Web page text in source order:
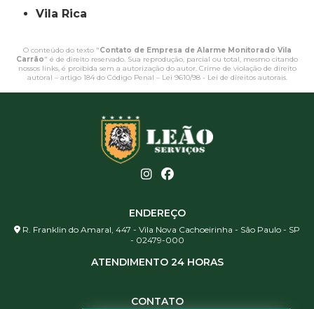
Vila Rica
O conteúdo do texto "Contato de Empresa de Alarme Monitorado Vila
Carrão" é de direito reservado. Sua reprodução, parcial ou total, mesmo citando
nossos links, é proibida sem a autorização do autor. Crime de violação de direito
autoral – artigo 184 do Código Penal – Lei 9610/98 - Lei de direitos autorais.
ENDEREÇO
R. Franklin do Amaral, 447 - Vila Nova Cachoeirinha - São Paulo - SP
- 02479-000
ATENDIMENTO 24 HORAS
CONTATO